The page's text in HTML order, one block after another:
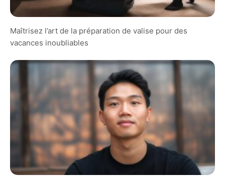
Maîtrisez l’art de la préparation de valise pour des
vacances inoubliables